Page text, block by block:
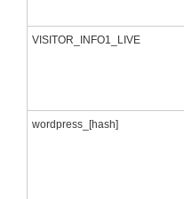
VISITOR_INFO1_LIVE
wordpress_[hash]